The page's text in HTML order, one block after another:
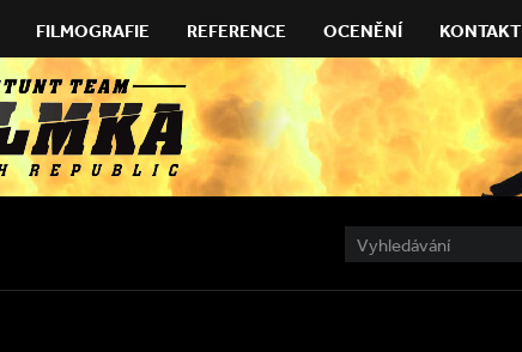
FILMOGRAFIE REFERENCE OCENĚNÍ KONTAKT